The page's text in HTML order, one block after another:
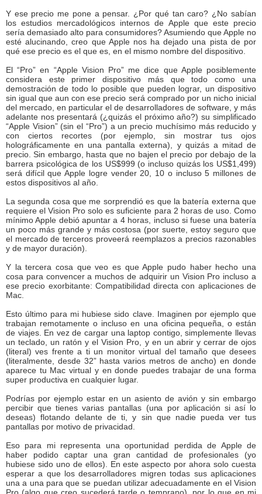
Y ese precio me pone a pensar. ¿Por qué tan caro? ¿No sabían
los estudios mercadológicos internos de Apple que este precio
sería demasiado alto para consumidores? Asumiendo que Apple no
esté alucinando, creo que Apple nos ha dejado una pista de por
qué ese precio es el que es, en el mismo nombre del dispositivo.
El “Pro” en “Apple Vision Pro” me dice que Apple posiblemente
considera este primer dispositivo más que todo como una
demostración de todo lo posible que pueden lograr, un dispositivo
sin igual que aun con ese precio será comprado por un nicho inicial
del mercado, en particular el de desarrolladores de software, y más
adelante nos presentará (¿quizás el próximo año?) su simplificado
“Apple Vision” (sin el “Pro”) a un precio muchísimo más reducido y
con ciertos recortes (por ejemplo, sin mostrar tus ojos
holográficamente en una pantalla externa), y quizás a mitad de
precio. Sin embargo, hasta que no bajen el precio por debajo de la
barrera psicológica de los US$999 (o incluso quizás los US$1,499)
será difícil que Apple logre vender 20, 10 o incluso 5 millones de
estos dispositivos al año.
La segunda cosa que me sorprendió es que la batería externa que
requiere el Vision Pro solo es suficiente para 2 horas de uso. Como
mínimo Apple debió apuntar a 4 horas, incluso si fuese una batería
un poco más grande y más costosa (por suerte, estoy seguro que
el mercado de terceros proveerá reemplazos a precios razonables
y de mayor duración).
Y la tercera cosa que veo es que Apple pudo haber hecho una
cosa para convencer a muchos de adquirir un Vision Pro incluso a
ese precio exorbitante: Compatibilidad directa con aplicaciones de
Mac.
Esto último para mi hubiese sido clave. Imaginen por ejemplo que
trabajan remotamente o incluso en una oficina pequeña, o están
de viajes. En vez de cargar una laptop contigo, simplemente llevas
un teclado, un ratón y el Vision Pro, y en un abrir y cerrar de ojos
(literal) ves frente a ti un monitor virtual del tamaño que desees
(literalmente, desde 32” hasta varios metros de ancho) en donde
aparece tu Mac virtual y en donde puedes trabajar de una forma
super productiva en cualquier lugar.
Podrías por ejemplo estar en un asiento de avión y sin embargo
percibir que tienes varias pantallas (una por aplicación si así lo
deseas) flotando delante de ti, y sin que nadie pueda ver tus
pantallas por motivo de privacidad.
Eso para mi representa una oportunidad perdida de Apple de
haber podido captar una gran cantidad de profesionales (yo
hubiese sido uno de ellos). En este aspecto por ahora solo cuesta
esperar a que los desarrolladores migren todas sus aplicaciones
una a una para que se puedan utilizar adecuadamente en el Vision